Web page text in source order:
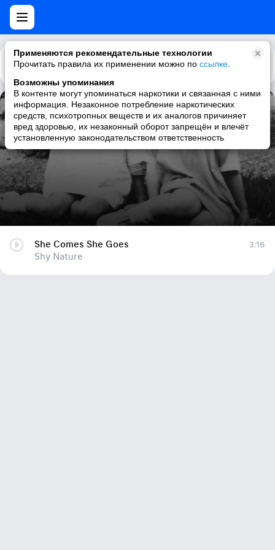
Применяются рекомендательные технологии
Прочитать правила их применении можно по ссылке
Возможны упоминания
В контенте могут упоминаться наркотики и связанная с ними
информация. Незаконное потребление наркотических
средств, психотропных веществ и их аналогов причиняет
вред здоровью, их незаконный оборот запрещён и влечёт
установленную законодательством ответственность
Каталог Рекомендации
She Comes She Goes
Shy Nature
She Comes She Goes
Shy Nature
3:16